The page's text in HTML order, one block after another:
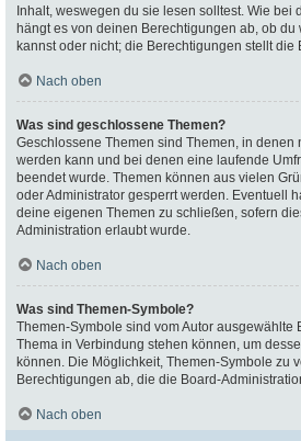
Inhalt, weswegen du sie lesen solltest. Wie bei
hängt es von deinen Berechtigungen ab, ob
kannst oder nicht; die Berechtigungen stellt
Nach oben
Was sind geschlossene Themen?
Geschlossene Themen sind Themen, in denen
werden kann und bei denen eine laufende
beendet wurde. Themen können aus vielen
oder Administrator gesperrt werden. Eventuell
deine eigenen Themen zu schließen, sofern
Administration erlaubt wurde.
Nach oben
Was sind Themen-Symbole?
Themen-Symbole sind vom Autor ausgewählte
Thema in Verbindung stehen können, um
können. Die Möglichkeit, Themen-Symbole zu
Berechtigungen ab, die die Board-
Nach oben